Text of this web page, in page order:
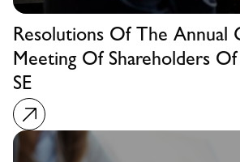
Resolutions Of The Annual
Meeting Of Shareholders
SE